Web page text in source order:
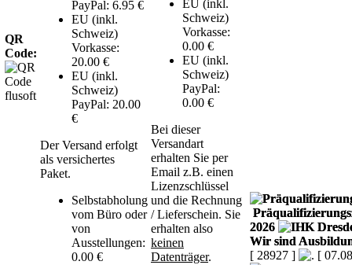
QR
Code:
PayPal: 6.95 €
EU (inkl.
Schweiz)
Vorkasse:
20.00 €
EU (inkl.
Schweiz)
PayPal: 20.00
€
Der Versand erfolgt
als versichertes
Paket.
Selbstabholung
vom Büro oder
von
Ausstellungen:
0.00 €
EU (inkl.
Schweiz)
Vorkasse:
0.00 €
EU (inkl.
Schweiz)
PayPal:
0.00 €
Bei dieser
Versandart
erhalten Sie per
Email z.B. einen
Lizenzschlüssel
und die Rechnung
/ Lieferschein. Sie
erhalten also
keinen
Datenträger.
2026
Wir sind
[ 28927 ]
[